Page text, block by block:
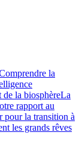
la
la biosphèreLa
rapport au
pour la transition à
les grands rêves